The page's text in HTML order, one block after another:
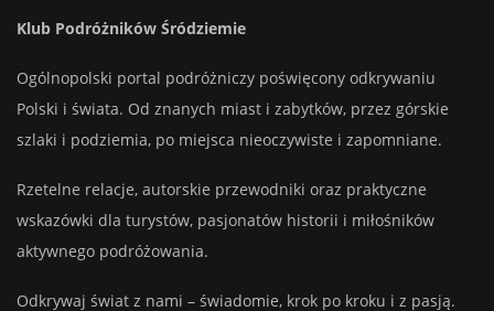
Klub Podróżników Śródziemie
Ogólnopolski portal podróżniczy poświęcony odkrywaniu
Polski i świata. Od znanych miast i zabytków, przez górskie
szlaki i podziemia, po miejsca nieoczywiste i zapomniane.
Rzetelne relacje, autorskie przewodniki oraz praktyczne
wskazówki dla turystów, pasjonatów historii i miłośników
aktywnego podróżowania.
Odkrywaj świat z nami – świadomie, krok po kroku i z pasją.